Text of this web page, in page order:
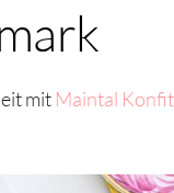
mit Maintal